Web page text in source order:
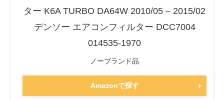
ター K6A TURBO DA64W 2010/05 – 2015/02
デンソー エアコンフィルター DCC7004
014535-1970
ノーブランド品
Amazonで探す